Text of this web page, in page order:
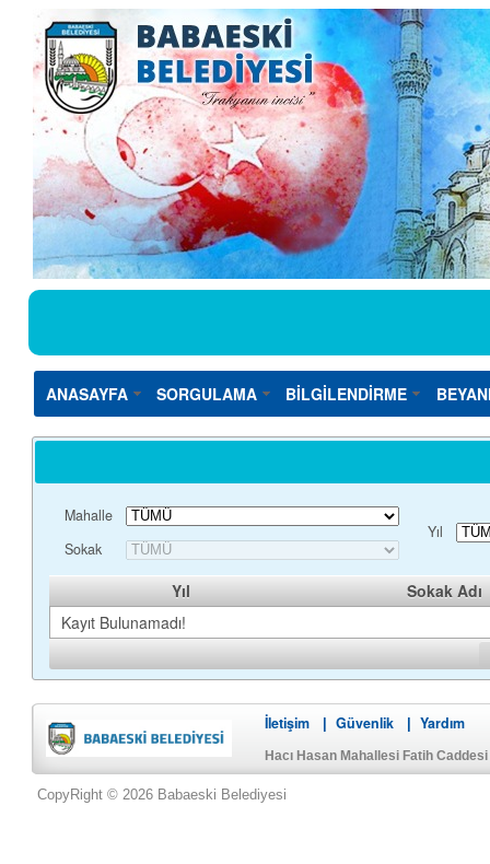
ANASAYFA SORGULAMA BİLGİLENDİRME
Mahalle
Sokak
Yıl
Yıl
Sokak Adı
Kayıt Bulunamadı!
İletişim Güvenlik Yardım
Hacı Hasan Mahallesi Fatih
CopyRight © 2026 Babaeski Belediyesi